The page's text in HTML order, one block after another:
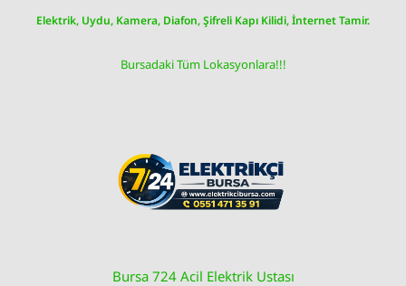
Elektrik, Uydu, Kamera, Diafon, Şifreli Kapı Kilidi, İnternet Tamir.
Bursadaki Tüm Lokasyonlara!!!
Bursa 724 Acil Elektrik Ustası